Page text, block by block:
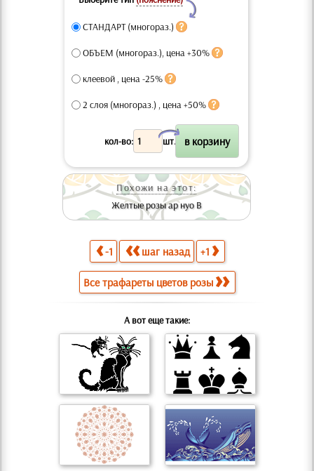
Y
СТАНДАРТ (многораз.)
ОБЪЕМ (многораз.), цена +30%
клеевой , цена -25%
2 слоя (многораз.) , цена +50%
кол-во: шт.
X
Похожи на этот:
Желтые розы ар нуо В
-1 шаг назад +1
Все трафареты цветов розы
А вот еще такие: